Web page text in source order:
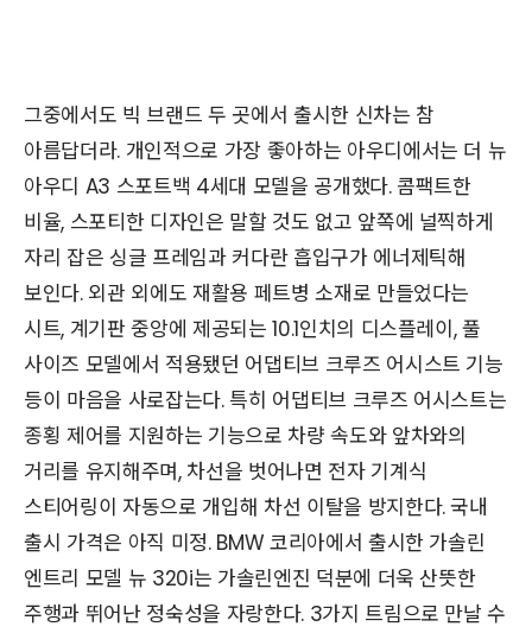
그중에서도 빅 브랜드 두 곳에서 출시한 신차는 참
아름답더라. 개인적으로 가장 좋아하는 아우디에서는 더 뉴
아우디 A3 스포트백 4세대 모델을 공개했다. 콤팩트한
비율, 스포티한 디자인은 말할 것도 없고 앞쪽에 널찍하게
자리 잡은 싱글 프레임과 커다란 흡입구가 에너제틱해
보인다. 외관 외에도 재활용 페트병 소재로 만들었다는
시트, 계기판 중앙에 제공되는 10.1인치의 디스플레이, 풀
사이즈 모델에서 적용됐던 어댑티브 크루즈 어시스트 기능
등이 마음을 사로잡는다. 특히 어댑티브 크루즈 어시스트는
종횡 제어를 지원하는 기능으로 차량 속도와 앞차와의
거리를 유지해주며, 차선을 벗어나면 전자 기계식
스티어링이 자동으로 개입해 차선 이탈을 방지한다. 국내
출시 가격은 아직 미정. BMW 코리아에서 출시한 가솔린
엔트리 모델 뉴 320i는 가솔린엔진 덕분에 더욱 산뜻한
주행과 뛰어난 정숙성을 자랑한다. 3가지 트림으로 만날 수